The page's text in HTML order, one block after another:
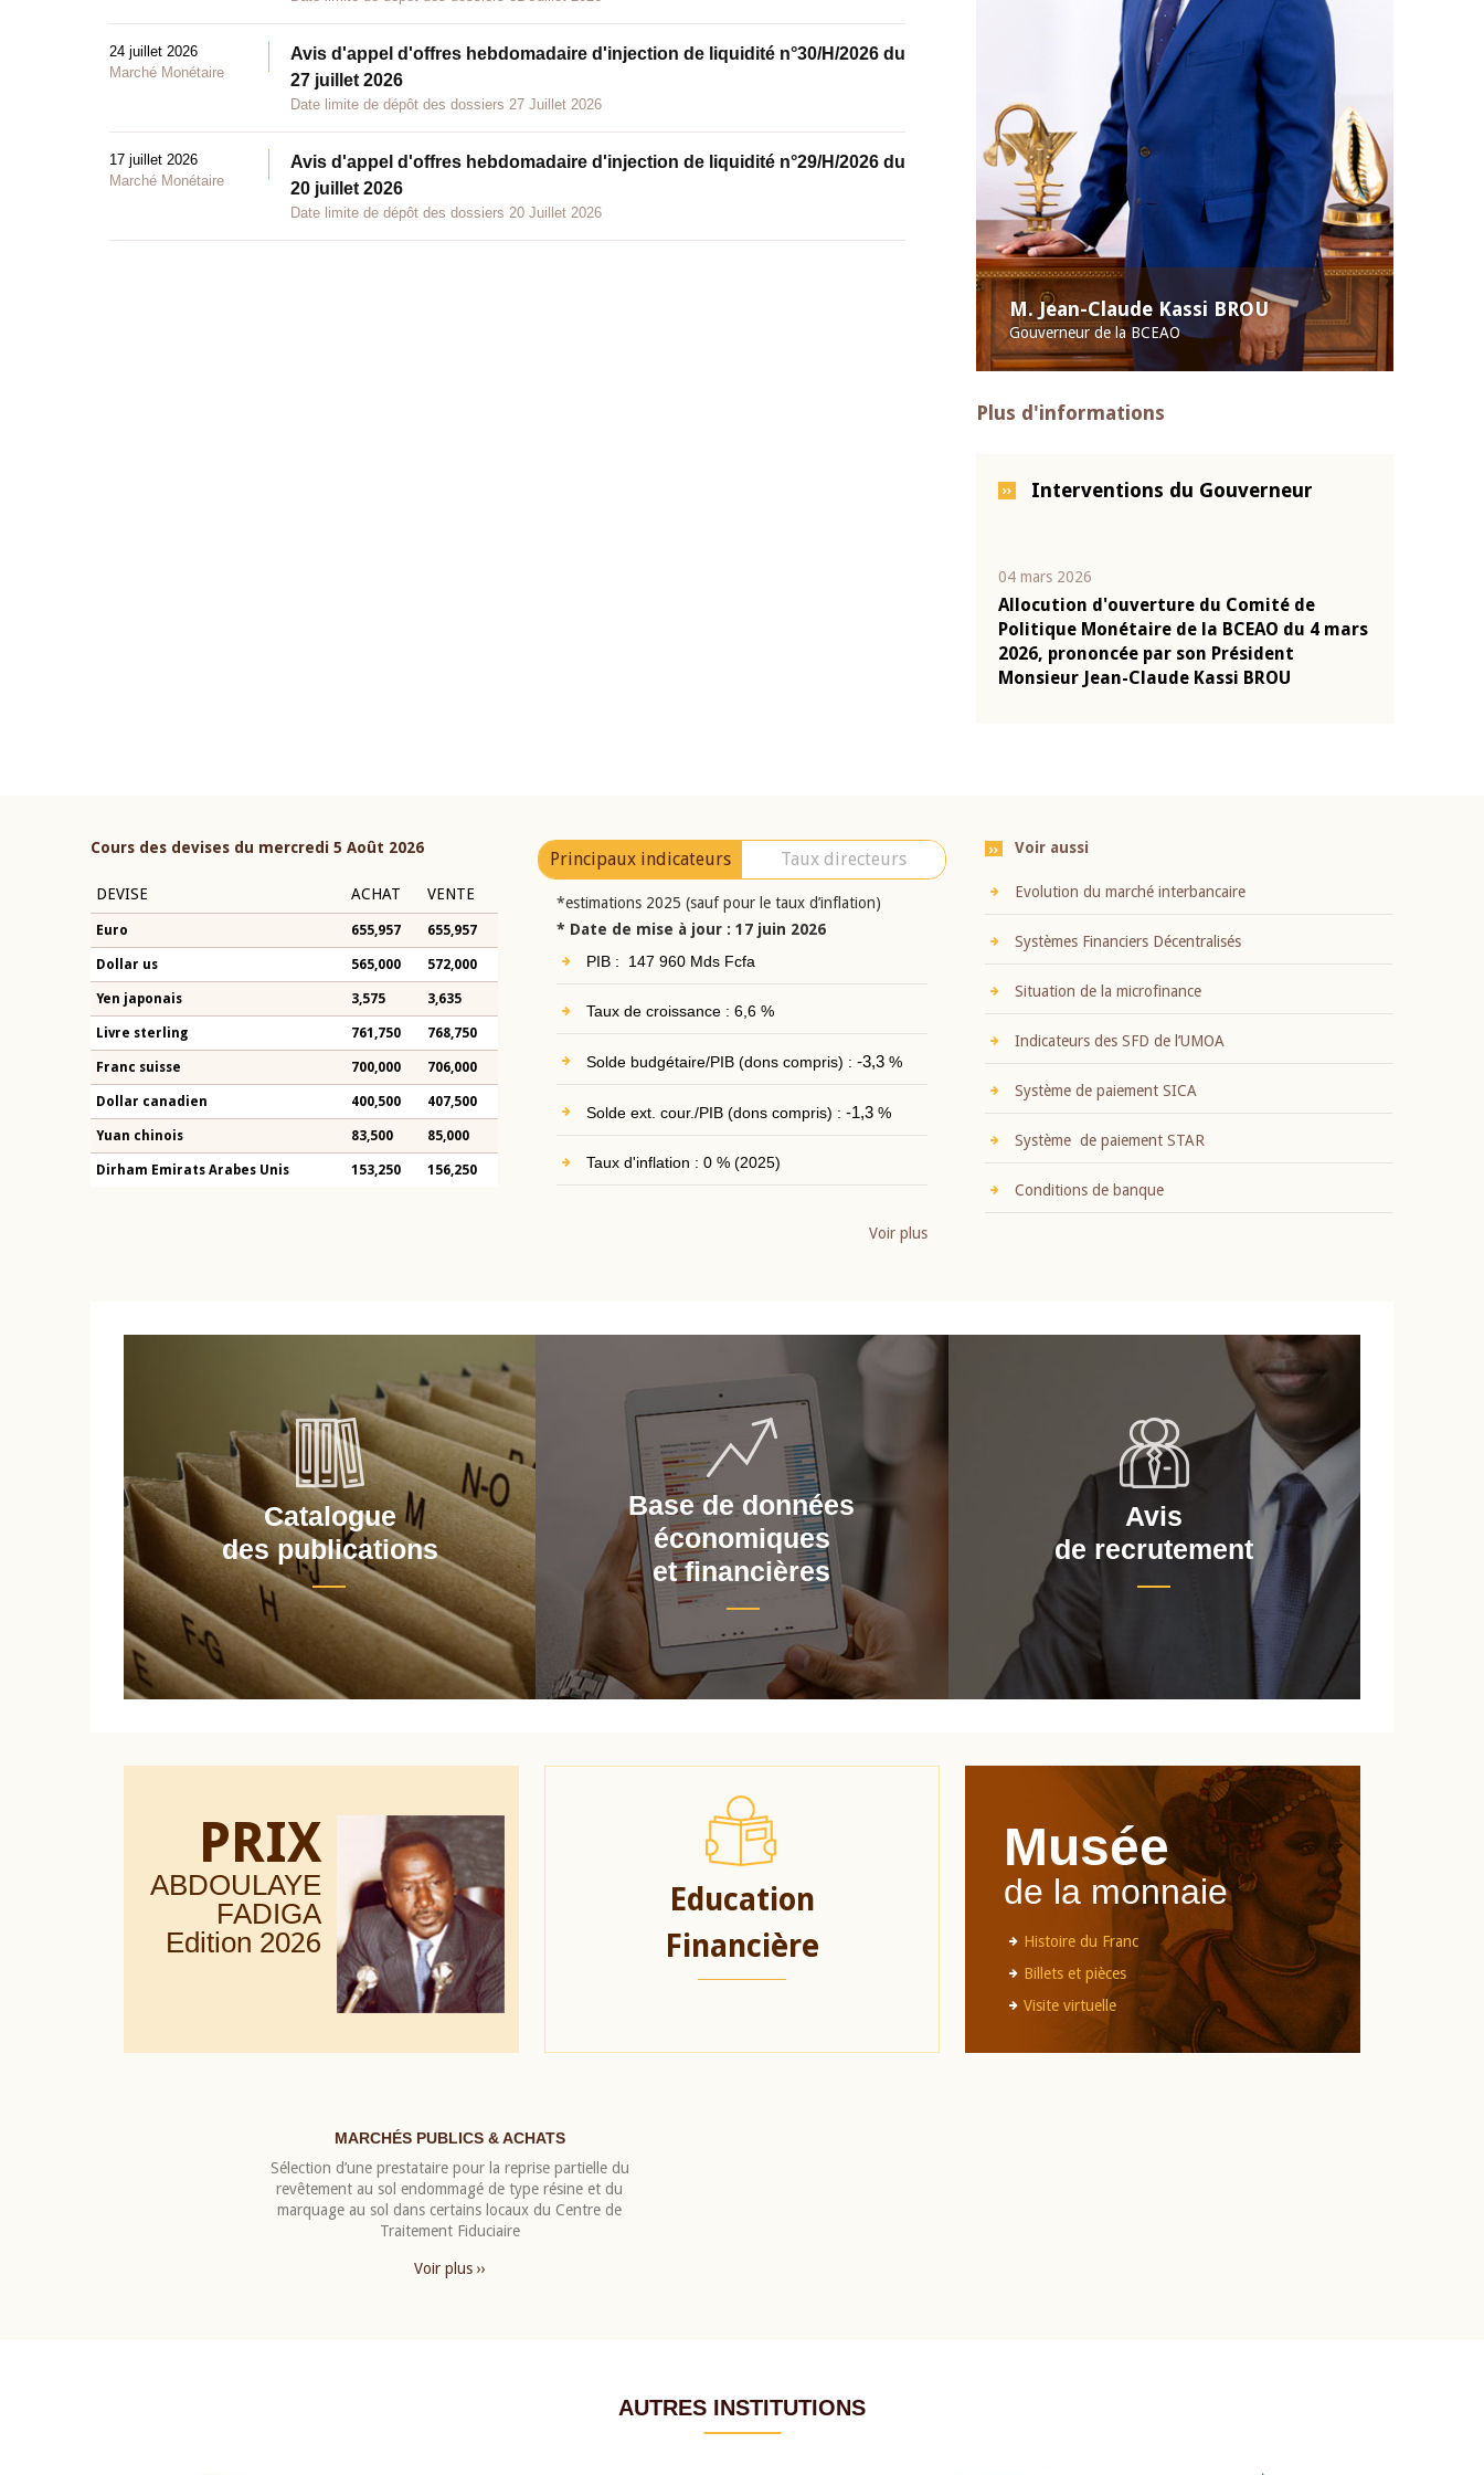
M. Jean-Claude Kassi BROU
Gouverneur de la BCEAO
Plus d'informations
Interventions du Gouverneur
04 mars 2026
Allocution d'ouverture du Comité de
Politique Monétaire de la BCEAO du 4 mars
2026, prononcée par son Président
Monsieur Jean-Claude Kassi BROU
24 juillet 2026
Marché Monétaire
Avis d'appel d'offres hebdomadaire d'injection de liquidité n°30/H/2026 du
27 juillet 2026
Date limite de dépôt des dossiers 27 Juillet 2026
17 juillet 2026
Marché Monétaire
Avis d'appel d'offres hebdomadaire d'injection de liquidité n°29/H/2026 du
20 juillet 2026
Date limite de dépôt des dossiers 20 Juillet 2026
Cours des devises du mercredi 5 Août 2026
DEVISE ACHAT VENTE
Euro 655,957 655,957
Dollar us 565,000 572,000
Yen japonais 3,575 3,635
Livre sterling 761,750 768,750
Franc suisse 700,000 706,000
Dollar canadien 400,500 407,500
Yuan chinois 83,500 85,000
Dirham Emirats Arabes Unis 153,250 156,250
Principaux indicateurs Taux directeurs
*estimations 2025 (sauf pour le taux d’inflation)
* Date de mise à jour : 17 juin 2026
PIB : 147 960 Mds Fcfa
Taux de croissance : 6,6 %
Solde budgétaire/PIB (dons compris) : -3,3%
Solde ext. cour./PIB (dons compris) : -1,3%
Taux d'inflation : 0 % (2025)
Voir plus
Voir aussi
Evolution du marché interbancaire
Systèmes Financiers Décentralisés
Situation de la microfinance
Indicateurs des SFD de l’UMOA
Système de paiement SICA
Système de paiement STAR
Conditions de banque
Catalogue
des publications
Base de données
économiques
et financières
Avis
de recrutement
PRIX
ABDOULAYE
FADIGA
Edition 2026
Education
Financière
Musée
de la monnaie
Histoire du Franc
Billets et pièces
Visite virtuelle
MARCHÉS PUBLICS & ACHATS
Sélection d’une prestataire pour la reprise partielle du
revêtement au sol endommagé de type résine et du
marquage au sol dans certains locaux du Centre de
Traitement Fiduciaire
Voir plus ››
AUTRES INSTITUTIONS